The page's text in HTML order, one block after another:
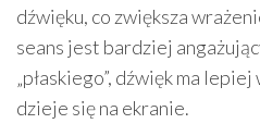
dźwięku, co zwiększa
seans jest bardziej
„płaskiego”, dźwięk ma
dzieje się na ekranie.